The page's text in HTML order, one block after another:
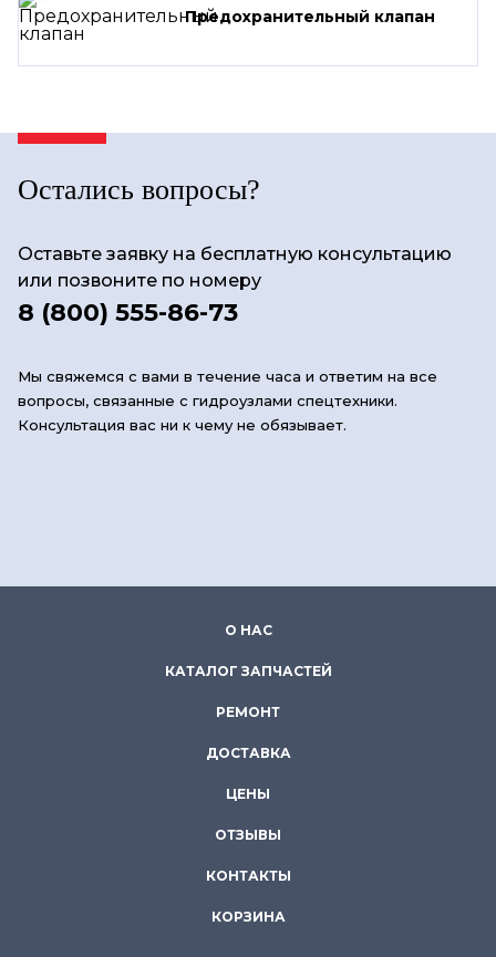
Предохранительный клапан
Остались вопросы?
Оставьте заявку на бесплатную консультацию
или позвоните по номеру
8 (800) 555-86-73
Мы свяжемся с вами в течение часа и ответим на все
вопросы, связанные с гидроузлами спецтехники.
Консультация вас ни к чему не обязывает.
О НАС
КАТАЛОГ ЗАПЧАСТЕЙ
РЕМОНТ
ДОСТАВКА
ЦЕНЫ
ОТЗЫВЫ
КОНТАКТЫ
КОРЗИНА